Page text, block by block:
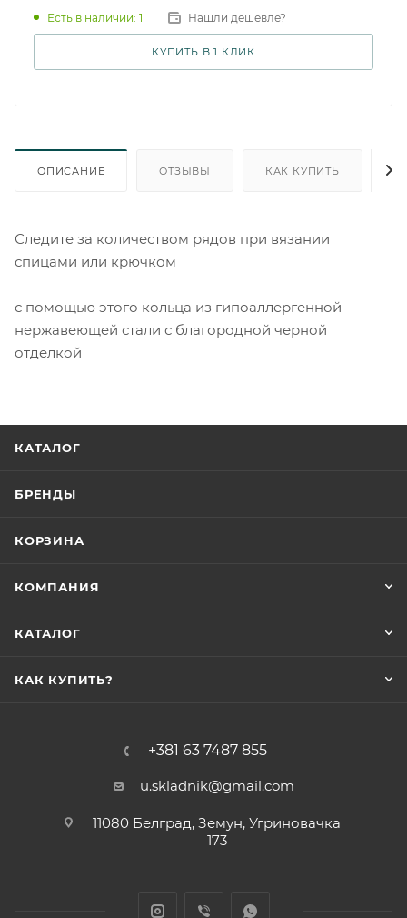
Есть в наличии: 1 Нашли дешевле?
КУПИТЬ В 1 КЛИК
ОПИСАНИЕ ОТЗЫВЫ КАК КУПИТЬ
Следите за количеством рядов при вязании
спицами или крючком
с помощью этого кольца из гипоаллергенной
нержавеющей стали с благородной черной
отделкой
КАТАЛОГ
БРЕНДЫ
КОРЗИНА
КОМПАНИЯ
КАТАЛОГ
КАК КУПИТЬ?
+381 63 7487 855
u.skladnik@gmail.com
11080 Белград, Земун, Угриновачка
173